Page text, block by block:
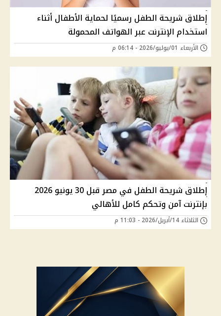
إطلاق شريحة الطفل رسميًا لحماية الأطفال أثناء
استخدام الإنترنت عبر الهواتف المحمولة
الأربعاء 01/يوليو/2026 - 06:14 م
إطلاق شريحة الطفل في مصر قبل 30 يونيو 2026
بإنترنت آمن وتحكم كامل للأهالي
الثلاثاء 14/أبريل/2026 - 11:03 م